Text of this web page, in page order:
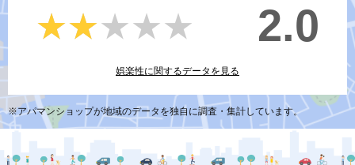
★★★★★
★★★★★ 2.0
娯楽性に関するデータを見る
※アパマンショップが地域のデータを独自に調査・集計しています。